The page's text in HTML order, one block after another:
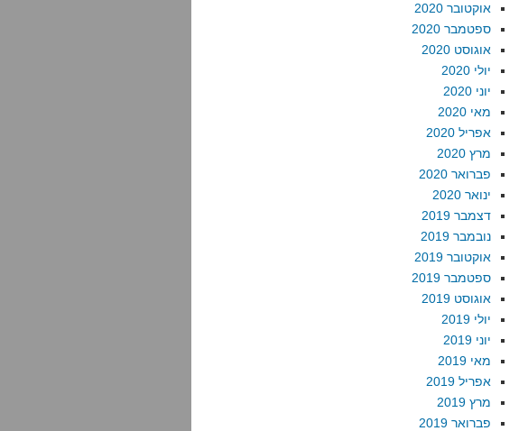
אוקטובר 2020
ספטמבר 2020
אוגוסט 2020
יולי 2020
יוני 2020
מאי 2020
אפריל 2020
מרץ 2020
פברואר 2020
ינואר 2020
דצמבר 2019
נובמבר 2019
אוקטובר 2019
ספטמבר 2019
אוגוסט 2019
יולי 2019
יוני 2019
מאי 2019
אפריל 2019
מרץ 2019
פברואר 2019